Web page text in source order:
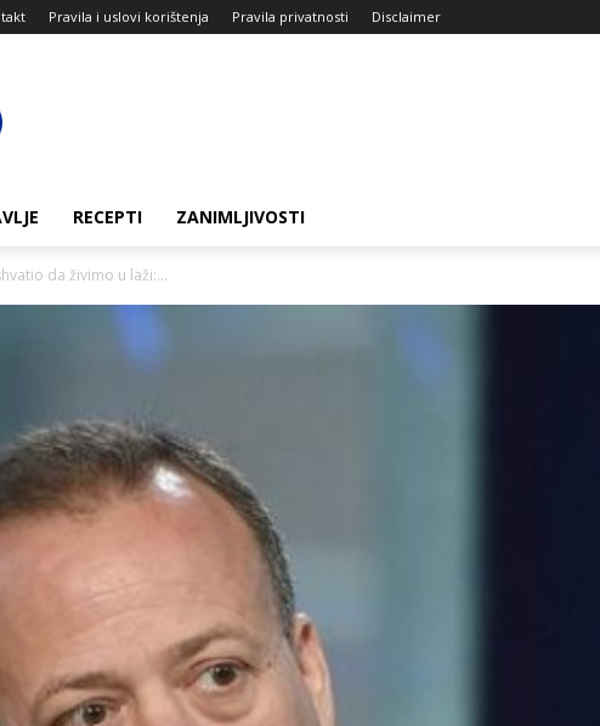
Pravila i uslovi korištenja Pravila privatnosti Disclaimer
RECEPTI ZANIMLJIVOSTI
da živimo u laži:...